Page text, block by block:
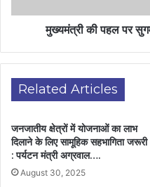
मुख्यमंत्री की पहल पर
Related Articles
जनजातीय क्षेत्रों में योजनाओं का लाभ
दिलाने के लिए सामूहिक सहभागिता जरूरी
: पर्यटन मंत्री अग्रवाल….
August 30, 2025